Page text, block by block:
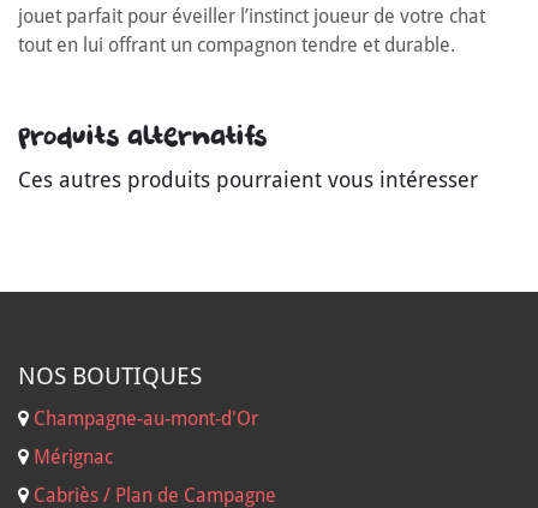
jouet parfait pour éveiller l’instinct joueur de votre chat
tout en lui offrant un compagnon tendre et durable.
Produits alternatifs
Ces autres produits pourraient vous intéresser
NOS BOUTIQUES
Champagne-au-mont-d'Or
Mérignac
Cabriès / Plan de Campagne